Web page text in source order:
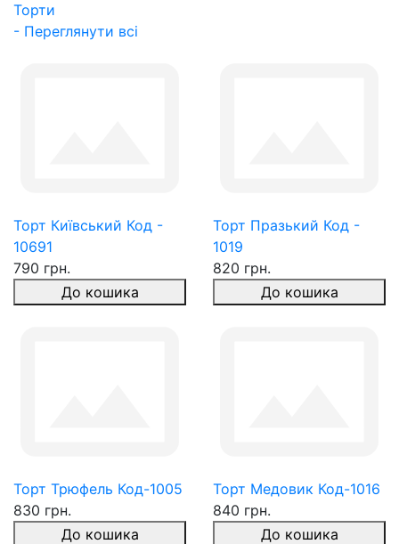
Торти
- Переглянути всі
Торт Київський Код -
10691
790 грн.
До кошика
Торт Празький Код -
1019
820 грн.
До кошика
Торт Трюфель Код-1005
830 грн.
До кошика
Торт Медовик Код-1016
840 грн.
До кошика